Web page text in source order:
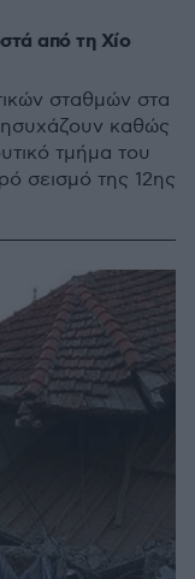
από τη Χίο
σταθμών στα
καθώς
τμήμα του
σεισμό της 12ης